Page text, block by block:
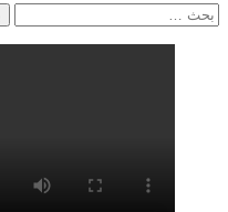
البحث
عن: